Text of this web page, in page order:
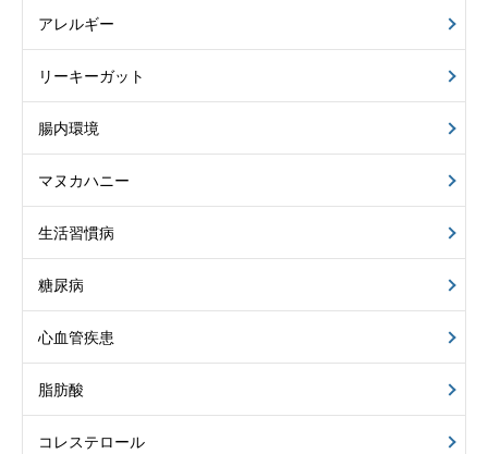
アレルギー
リーキーガット
腸内環境
マヌカハニー
生活習慣病
糖尿病
心血管疾患
脂肪酸
コレステロール